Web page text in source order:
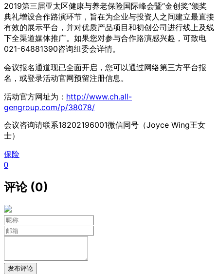
2019第三届亚太区健康与养老保险国际峰会暨“金创奖”颁奖
典礼增设合作路演环节，旨在为企业与投资人之间建立最直接
有效的展示平台，并对优质产品项目和初创公司进行线上及线
下全渠道媒体推广。如果您对参与合作路演感兴趣，可致电
021-64881390咨询组委会详情。
会议报名通道现已全面开启，您可以通过网络第三方平台报
名，或登录活动官网预留注册信息。
活动官方网址为： http://www.ch.all-
gengroup.com/p/38078/
会议咨询请联系18202196001微信同号（Joyce Wing王女
士）
保险
0
评论 (0)
发布评论